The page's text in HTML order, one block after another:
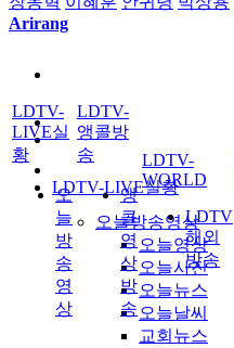
Arirang
LDTV-LIVE실황
오늘방송영상
오늘영상
오늘사진
오늘뉴스
오늘날씨
교회뉴스
LDTV-
LIVE실
황
오
늘
방
송
영
상
LDTV-
앵콜방
송
앵
콜
영
상
방
송
LDTV-
WORLD
LDTV
해외
방송